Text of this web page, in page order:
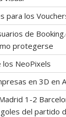
para los
de
protegerse
los NeoPixels
en 3D en
1-2
del partido